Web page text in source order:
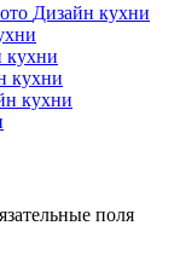
Дизайн кухни
кухни
кухни
кухни
поля